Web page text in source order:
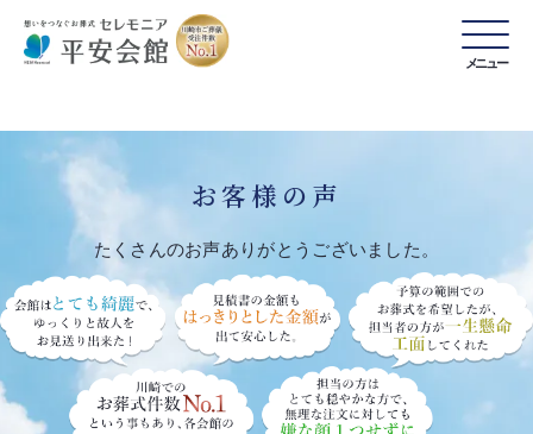
メニュー
お客様の声
たくさんのお声ありがとうございました。